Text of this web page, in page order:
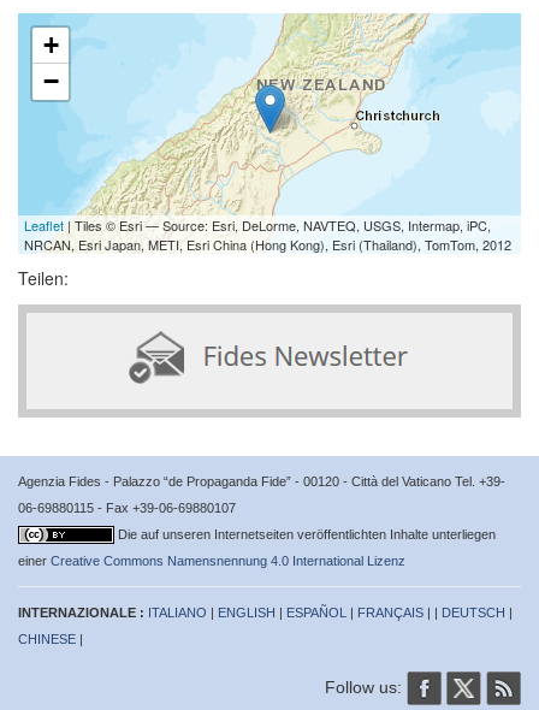
+
−
Leaflet| Tiles © Esri — Source: Esri, DeLorme, NAVTEQ, USGS, Intermap, iPC,
NRCAN, Esri Japan, METI, Esri China (Hong Kong), Esri (Thailand), TomTom, 2012
Teilen:
Agenzia Fides - Palazzo “de Propaganda Fide” - 00120 - Città del Vaticano Tel. +39-
06-69880115 - Fax +39-06-69880107
Die auf unseren Internetseiten veröffentlichten Inhalte unterliegen
einer Creative Commons Namensnennung 4.0 International Lizenz
INTERNAZIONALE : ITALIANO | ENGLISH | ESPAÑOL | FRANÇAIS | | DEUTSCH |
CHINESE |
Follow us: